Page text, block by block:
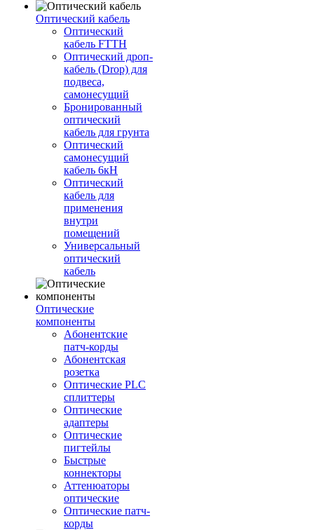
Оптический кабель
Оптический
кабель FTTH
Оптический дроп-
кабель (Drop) для
подвеса,
самонесущий
Бронированный
оптический
кабель для грунта
Оптический
самонесущий
кабель 6кН
Оптический
кабель для
применения
внутри
помещений
Универсальный
оптический
кабель
Оптические
компоненты
Aбонентские
патч-корды
Абонентская
розетка
Оптические PLC
сплиттеры
Оптические
адаптеры
Оптические
пигтейлы
Быстрые
коннекторы
Аттенюаторы
оптические
Оптические патч-
корды